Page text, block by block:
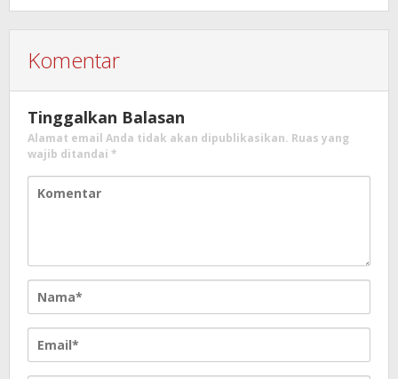
Komentar
Tinggalkan Balasan
Alamat email Anda tidak akan dipublikasikan. Ruas yang
wajib ditandai *